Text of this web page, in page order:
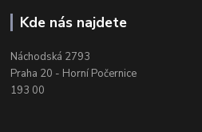
Kde nás najdete
Náchodská 2793
Praha 20 - Horní Počernice
193 00